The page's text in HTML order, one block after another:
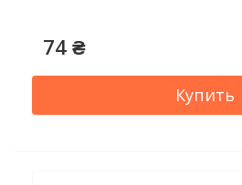
74 ₴
Купить